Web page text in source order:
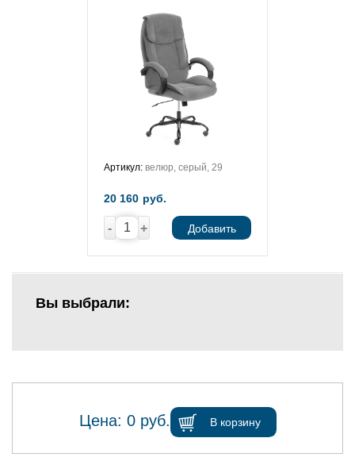
Артикул: велюр, серый, 29
20 160 руб.
- + Добавить
Вы выбрали:
Цена: 0руб. В корзину